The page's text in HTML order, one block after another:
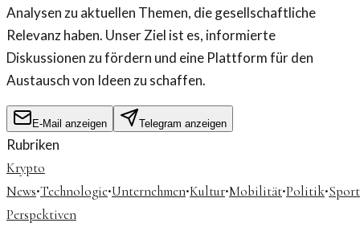
Analysen zu aktuellen Themen, die gesellschaftliche
Relevanz haben. Unser Ziel ist es, informierte
Diskussionen zu fördern und eine Plattform für den
Austausch von Ideen zu schaffen.
E-Mail anzeigen Telegram anzeigen
Rubriken
Krypto
News·Technologie·Unternehmen·Kultur·Mobilität·Politik·Sport
Perspektiven